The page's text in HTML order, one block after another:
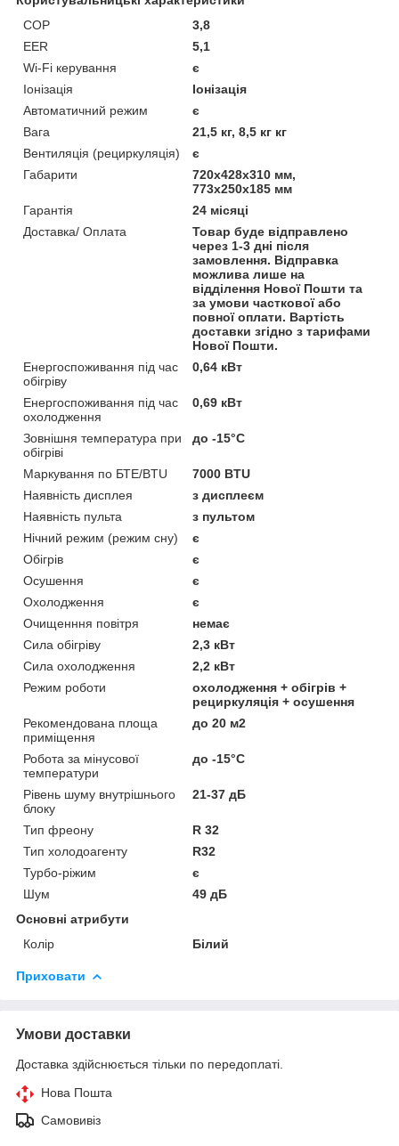
COP
3,8
EER
5,1
Wi-Fi керування
є
Іонізація
Іонізація
Автоматичний режим
є
Вага
21,5 кг, 8,5 кг кг
Вентиляція (рециркуляція)
є
Габарити
720х428х310 мм,
773х250х185 мм
Гарантія
24 місяці
Доставка/ Оплата
Товар буде відправлено
через 1-3 дні після
замовлення. Відправка
можлива лише на
відділення Нової Пошти та
за умови часткової або
повної оплати. Вартість
доставки згідно з тарифами
Нової Пошти.
Енергоспоживання під час
обігріву
0,64 кВт
Енергоспоживання під час
охолодження
0,69 кВт
Зовнішня температура при
обігріві
до -15°C
Маркування по БТЕ/BTU
7000 BTU
Наявність дисплея
з дисплеєм
Наявність пульта
з пультом
Нічний режим (режим сну)
є
Обігрів
є
Осушення
є
Охолодження
є
Очищенння повітря
немає
Сила обігріву
2,3 кВт
Сила охолодження
2,2 кВт
Режим роботи
охолодження + обігрів +
рециркуляція + осушення
Рекомендована площа
приміщення
до 20 м2
Робота за мінусової
температури
до -15°C
Рівень шуму внутрішнього
блоку
21-37 дБ
Тип фреону
R 32
Тип холодоагенту
R32
Турбо-ріжим
є
Шум
49 дБ
Основні атрибути
Колір
Білий
Приховати
Умови доставки
Доставка здійснюється тільки по передоплаті.
Нова Пошта
Самовивіз